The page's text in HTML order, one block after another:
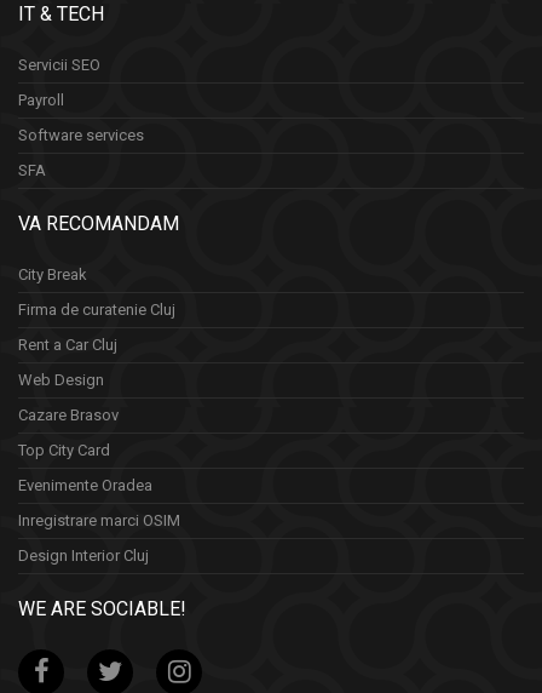
IT & TECH
Servicii SEO
Payroll
Software services
SFA
VA RECOMANDAM
City Break
Firma de curatenie Cluj
Rent a Car Cluj
Web Design
Cazare Brasov
Top City Card
Evenimente Oradea
Inregistrare marci OSIM
Design Interior Cluj
WE ARE SOCIABLE!